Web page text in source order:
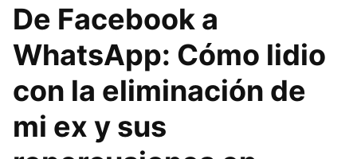
De Facebook a
WhatsApp: Cómo lidio
con la eliminación de
mi ex y sus